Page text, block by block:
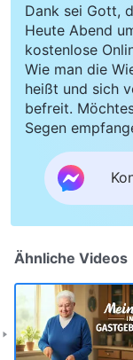
Dank sei Gott,
Heute Abend
kostenlose
Wie man die
heißt und sich
befreit.
Segen
Ähnliche Videos